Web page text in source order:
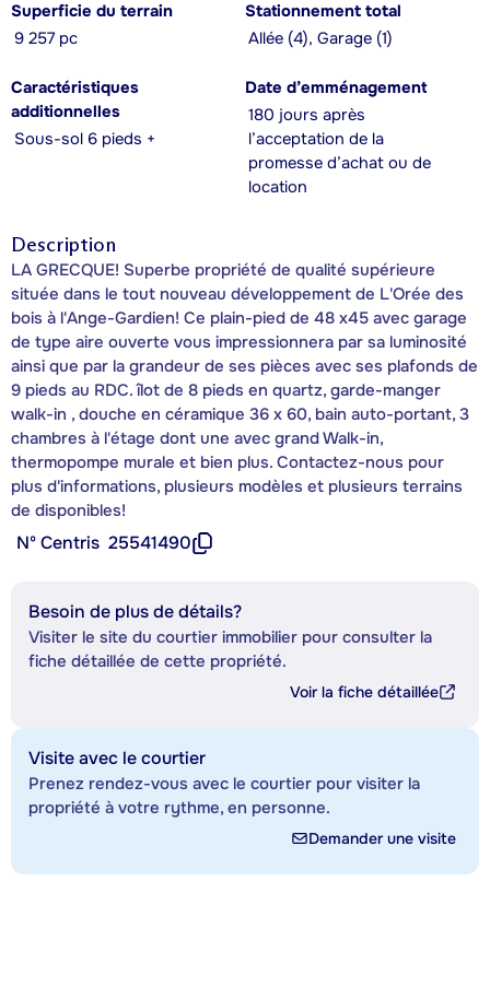
Superficie du terrain
9 257 pc
Stationnement total
Allée (4), Garage (1)
Caractéristiques
additionnelles
Sous-sol 6 pieds +
Date d’emménagement
180 jours après
l’acceptation de la
promesse d’achat ou de
location
Description
LA GRECQUE! Superbe propriété de qualité supérieure
située dans le tout nouveau développement de L'Orée des
bois à l'Ange-Gardien! Ce plain-pied de 48 x45 avec garage
de type aire ouverte vous impressionnera par sa luminosité
ainsi que par la grandeur de ses pièces avec ses plafonds de
9 pieds au RDC. îlot de 8 pieds en quartz, garde-manger
walk-in , douche en céramique 36 x 60, bain auto-portant, 3
chambres à l'étage dont une avec grand Walk-in,
thermopompe murale et bien plus. Contactez-nous pour
plus d'informations, plusieurs modèles et plusieurs terrains
de disponibles!
Nº Centris 25541490
Besoin de plus de détails?
Visiter le site du courtier immobilier pour consulter la
fiche détaillée de cette propriété.
Voir la fiche détaillée
Visite avec le courtier
Prenez rendez-vous avec le courtier pour visiter la
propriété à votre rythme, en personne.
Demander une visite